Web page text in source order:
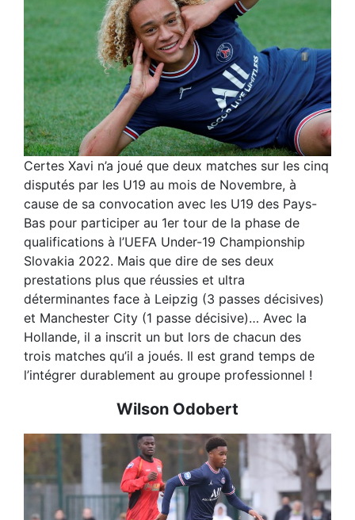
Certes Xavi n’a joué que deux matches sur les cinq
disputés par les U19 au mois de Novembre, à
cause de sa convocation avec les U19 des Pays-
Bas pour participer au 1er tour de la phase de
qualifications à l’UEFA Under-19 Championship
Slovakia 2022. Mais que dire de ses deux
prestations plus que réussies et ultra
déterminantes face à Leipzig (3 passes décisives)
et Manchester City (1 passe décisive)… Avec la
Hollande, il a inscrit un but lors de chacun des
trois matches qu’il a joués. Il est grand temps de
l’intégrer durablement au groupe professionnel !
Wilson Odobert